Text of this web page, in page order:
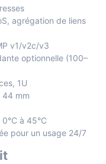
agrégation de liens
v1/v2c/v3
optionnelle (100–
1U
44 mm
à 45°C
pour un usage 24/7